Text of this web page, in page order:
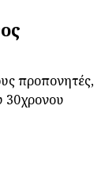
προπονητές,